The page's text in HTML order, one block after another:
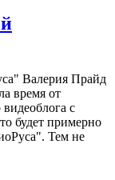
Валерия Прайд
время от
с
будет примерно
Тем не